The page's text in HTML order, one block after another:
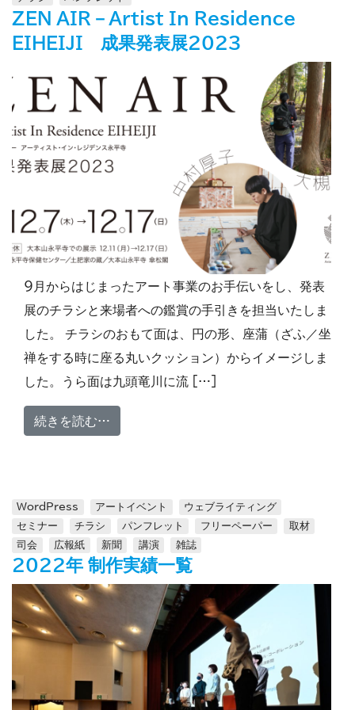
ZEN AIR－Artist In Residence
EIHEIJI 成果発表展2023
9月からはじまったアート事業のお手伝いをし、発表
展のチラシと来場者への鑑賞の手引きを担当いたしま
した。 チラシのおもて面は、円の形、座蒲（ざふ／坐
禅をする時に座る丸いクッション）からイメージしま
した。うら面は九頭竜川に流 […]
続きを読む…
WordPress アートイベント
ウェブライティング
セミナー
チラシ パンフレット フリーペーパー
取材
司会
広報紙 新聞 講演 雑誌
2022年 制作実績一覧